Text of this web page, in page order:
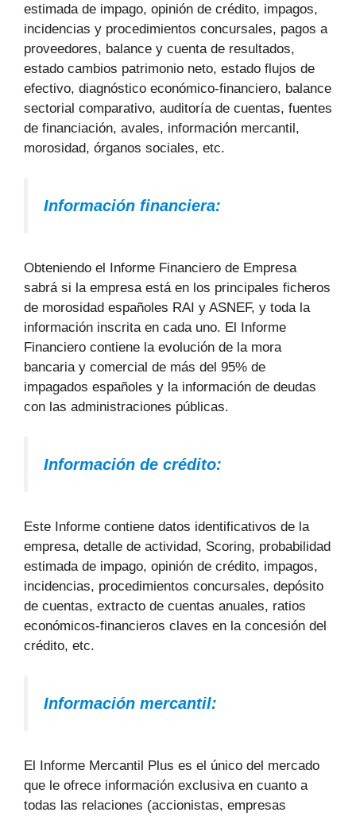
estimada de impago, opinión de crédito, impagos,
incidencias y procedimientos concursales, pagos a
proveedores, balance y cuenta de resultados,
estado cambios patrimonio neto, estado flujos de
efectivo, diagnóstico económico-financiero, balance
sectorial comparativo, auditoría de cuentas, fuentes
de financiación, avales, información mercantil,
morosidad, órganos sociales, etc.
Información financiera:
Obteniendo el Informe Financiero de Empresa
sabrá si la empresa está en los principales ficheros
de morosidad españoles RAI y ASNEF, y toda la
información inscrita en cada uno. El Informe
Financiero contiene la evolución de la mora
bancaria y comercial de más del 95% de
impagados españoles y la información de deudas
con las administraciones públicas.
Información de crédito:
Este Informe contiene datos identificativos de la
empresa, detalle de actividad, Scoring, probabilidad
estimada de impago, opinión de crédito, impagos,
incidencias, procedimientos concursales, depósito
de cuentas, extracto de cuentas anuales, ratios
económicos-financieros claves en la concesión del
crédito, etc.
Información mercantil:
El Informe Mercantil Plus es el único del mercado
que le ofrece información exclusiva en cuanto a
todas las relaciones (accionistas, empresas